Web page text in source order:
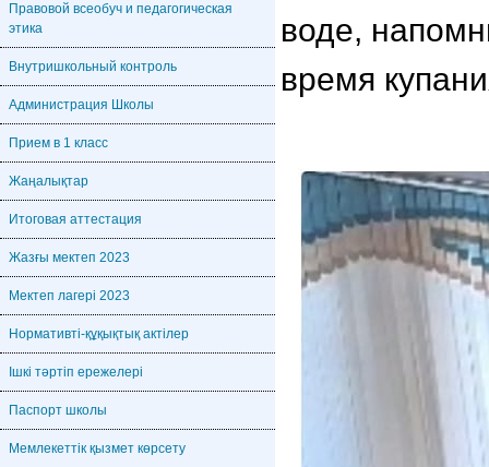
Правовой всеобуч и педагогическая
этика
Внутришкольный контроль
Администрация Школы
Прием в 1 класс
Жаңалықтар
Итоговая аттестация
Жазғы мектеп 2023
Мектеп лагері 2023
Нормативті-құқықтық актілер
Ішкі тәртіп ережелері
Паспорт школы
Мемлекеттік қызмет көрсету
воде,
время